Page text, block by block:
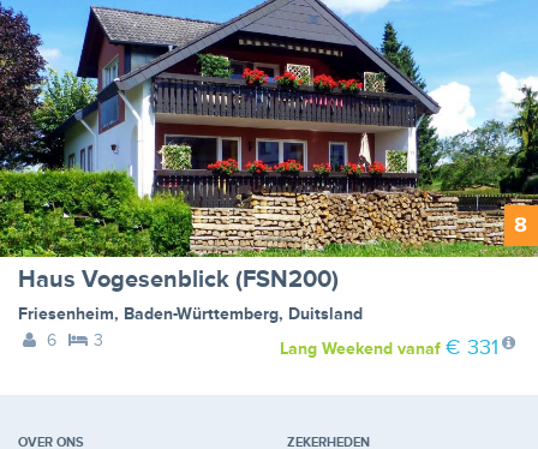
8
Haus Vogesenblick (FSN200)
Friesenheim, Baden-Württemberg, Duitsland
6
3 Lang Weekendvanaf € 331
OVER ONS ZEKERHEDEN